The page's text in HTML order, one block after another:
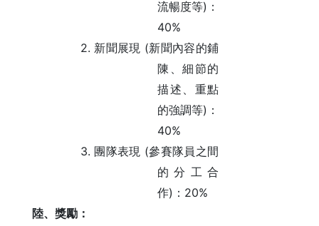
流暢度等) ：
40%
2. 新聞展現 (新聞內容的鋪
陳、細節的
描述、重點
的強調等) ：
40%
3. 團隊表現 (參賽隊員之間
的分工合
作) ： 20%
陸、獎勵：